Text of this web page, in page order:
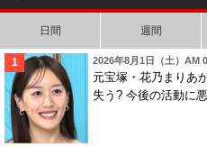
日間 週間
2026年8月1日（土）AM
元宝塚・花乃まりあ
失う? 今後の活動に